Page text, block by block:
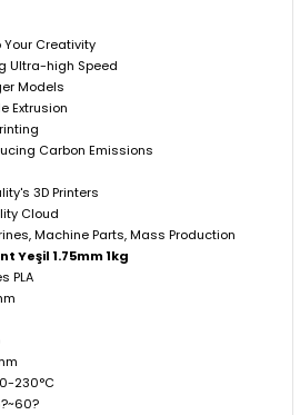
Your Creativity
Ultra-high Speed
Models
Extrusion
Carbon Emissions
3D Printers
Cloud
Machine Parts, Mass Production
Yeşil 1.75mm 1kg
PLA
230°C